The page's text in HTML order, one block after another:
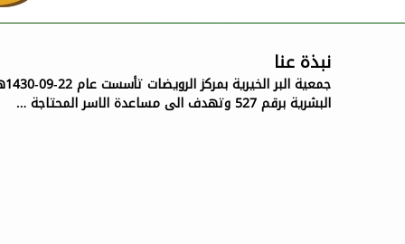
نبذة عنا
البشرية برقم 527 وتهدف الى مساعدة الاسر المحتاجة …